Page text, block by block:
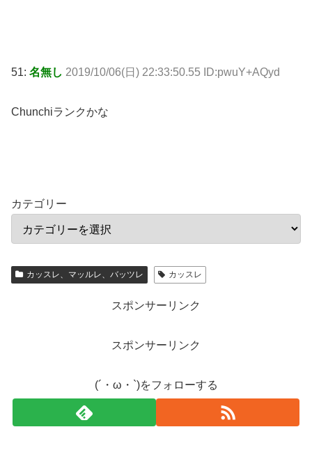
51: 名無し 2019/10/06(日) 22:33:50.55 ID:pwuY+AQyd
Chunchiランクかな
カテゴリー
カッスレ、マッルレ、バッツレ カッスレ
スポンサーリンク
スポンサーリンク
(´・ω・`)をフォローする